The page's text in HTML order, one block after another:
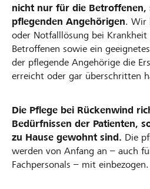
nicht nur für die Betroffenen,
pflegenden Angehörigen. Wir
oder Notfalllösung bei
Betroffenen sowie ein
der pflegende Angehörige die
erreicht oder gar überschritten
Die Pflege bei Rückenwind
Bedürfnissen der Patienten,
zu Hause gewohnt sind. Die
werden von Anfang an – auch
Fachpersonals – mit einbezogen.